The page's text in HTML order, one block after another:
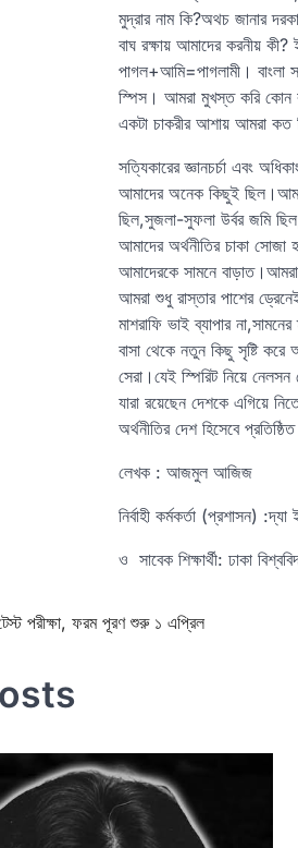
মুদ্রার নাম কি?অথচ জানার
বাঘ রক্ষায় আমাদের করনীয়
পাগল+আমি=পাগলামী। বাংলা
স্পিস। আমরা মুখস্ত করি কোন
একটা চাকরীর আশায় আমরা কত
সত্যিকারের জ্ঞানচর্চা এবং
আমাদের অনেক কিছুই
ছিল,সুজলা-সুফলা উর্বর জমি
আমাদের অর্থনীতির চাকা
আমাদেরকে সামনে
আমরা শুধু রাস্তার পাশের
মাশরাফি ভাই ব্যাপার
বাসা থেকে নতুন কিছু সৃষ্টি করে
সেরা।যেই স্পিরিট নিয়ে নেলসন
যারা রয়েছেন দেশকে এগিয়ে
অর্থনীতির দেশ হিসেবে
লেখক : আজমুল আজিজ
নির্বাহী কর্মকর্তা (প্রশাসন)
ও সাবেক শিক্ষার্থী: ঢাকা
পরীক্ষা, ফরম পূরণ শুরু ১ এপ্রিল